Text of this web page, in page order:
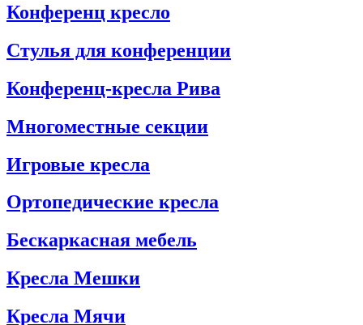
Конференц кресло
Стулья для конференции
Конференц-кресла Рива
Многоместные секции
Игровые кресла
Ортопедические кресла
Бескаркасная мебель
Кресла Мешки
Кресла Мячи